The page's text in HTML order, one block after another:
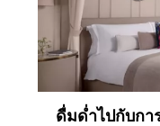
ดื่มด่ำไปกับกา